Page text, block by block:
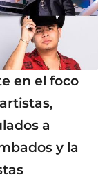
en el foco
a
y la